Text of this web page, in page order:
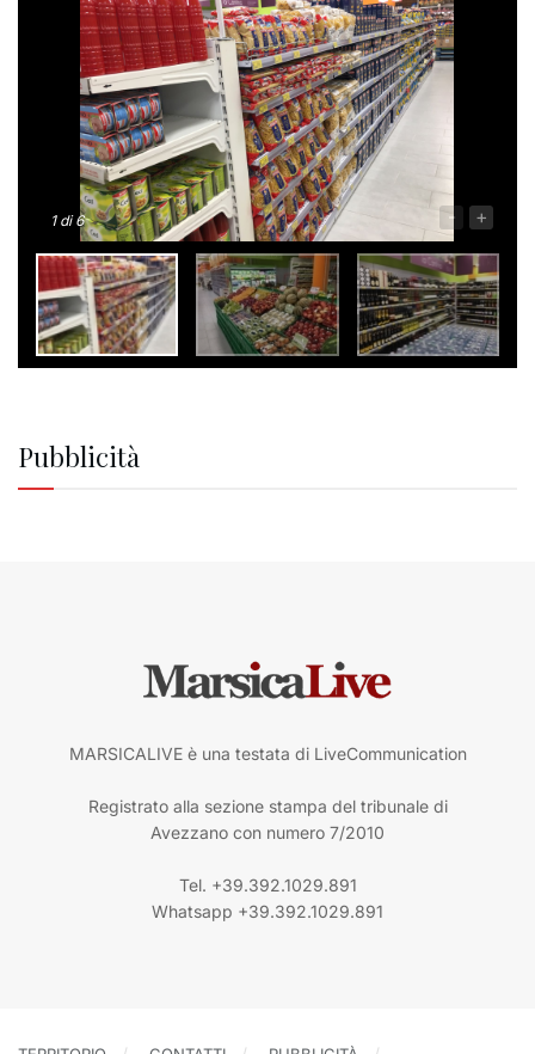
1di 6 - +
Pubblicità
MARSICALIVE è una testata di LiveCommunication
Registrato alla sezione stampa del tribunale di
Avezzano con numero 7/2010
Tel. +39.392.1029.891
Whatsapp +39.392.1029.891